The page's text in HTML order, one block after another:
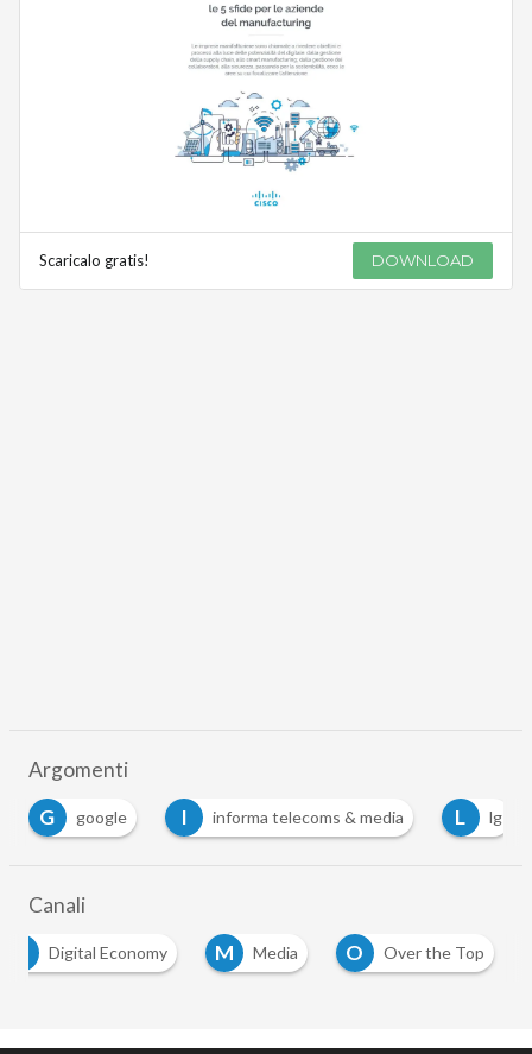
Scaricalo gratis! DOWNLOAD
Argomenti
G
google I informa telecoms & media L lg
Canali
Digital Economy M Media O Over the Top